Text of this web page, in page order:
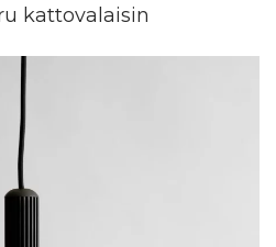
kattovalaisin